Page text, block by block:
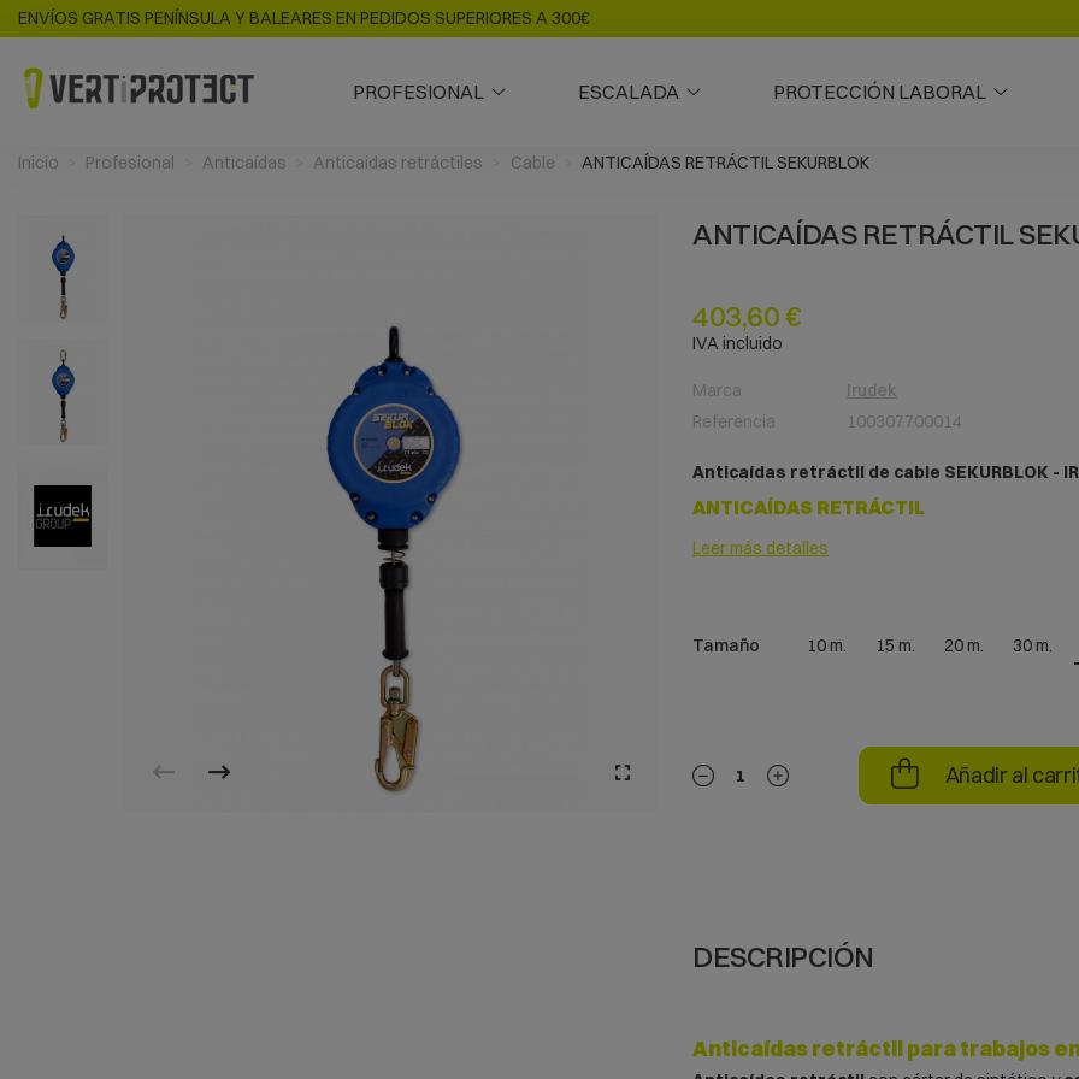
ENVÍOS GRATIS PENÍNSULA Y BALEARES EN PEDIDOS SUPERIORES A 300€
PROFESIONAL ESCALADA PROTECCIÓN LABORAL
Inicio Profesional Anticaídas Anticaidas retráctiles Cable ANTICAÍDAS RETRÁCTIL SEKURBLOK
ANTICAÍDAS RETRÁCTIL
403,60 €
IVA incluido
Marca
Irudek
Referencia
100307700014
Anticaídas retráctil de cable SEKURBLOK -
ANTICAÍDAS RETRÁCTIL
Leer más detalles
Tamaño 10 m. 15 m. 20 m. 30 m.
Añadir al
DESCRIPCIÓN
Anticaídas retráctil para trabajos